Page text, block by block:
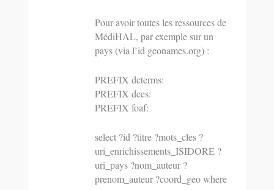
Pour avoir toutes les ressources de
MédiHAL, par exemple sur un
pays (via l’id geonames.org) :
PREFIX dcterms:
PREFIX dces:
PREFIX foaf:
select ?id ?titre ?mots_cles ?
uri_enrichissements_ISIDORE ?
uri_pays ?nom_auteur ?
prenom_auteur ?coord_geo where